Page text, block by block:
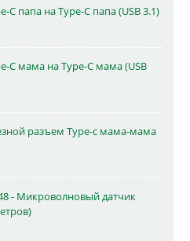
C папа на Type-C папа (USB 3.1)
C мама на Type-C мама (USB
разъем Type-c мама-мама
- Микроволновый датчик